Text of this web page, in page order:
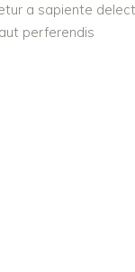
a sapiente
perferendis